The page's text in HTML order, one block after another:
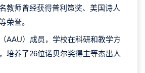
教师曾经获得普利策奖、美国诗人
荣誉。
AAU）成员，学校在科研和教学方
培养了26位诺贝尔奖得主等杰出人